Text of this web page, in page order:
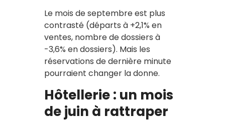
Le mois de septembre est plus
contrasté (départs à +2,1% en
ventes, nombre de dossiers à
-3,6% en dossiers). Mais les
réservations de dernière minute
pourraient changer la donne.
Hôtellerie : un mois
de juin à rattraper